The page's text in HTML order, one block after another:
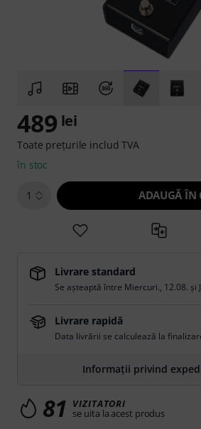
489 lei
Toate prețurile includ TVA
în stoc
1 ADAUGĂ ÎN
Livrare standard
Se așteaptă între Miercuri., 12.08. și
Livrare rapidă
Data livrării se calculează la
Informații privind
81 VIZITATORI
se uita la acest produs